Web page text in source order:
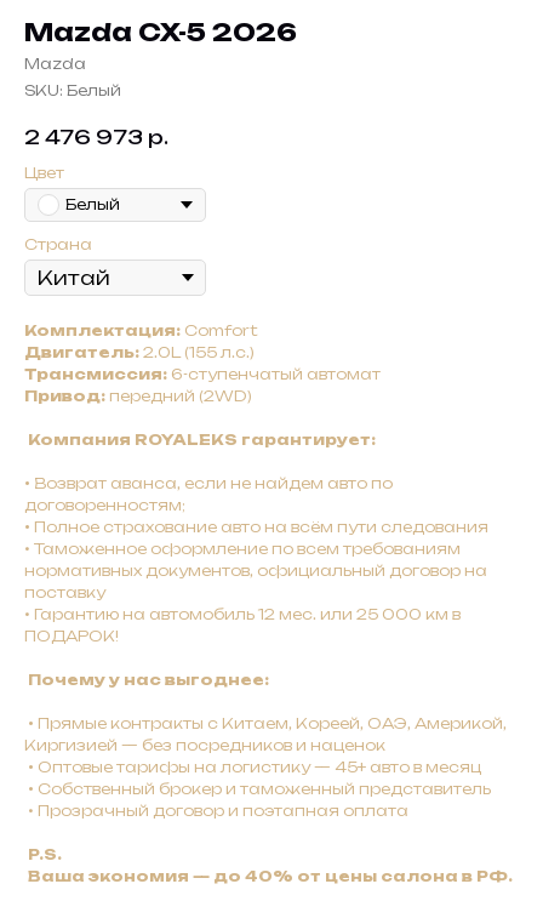
Mazda CX-5 2026
Mazda
SKU: Белый
2 476 973 р.
Цвет
Белый
Страна
Комплектация: Comfort
Двигатель: 2.0L (155 л.с.)
Трансмиссия: 6-ступенчатый автомат
Привод: передний (2WD)
Компания ROYALEKS гарантирует:
• Bозврат авaнca, ecли нe нaйдeм авто по
договоренностям;
• Полное страхование авто на всём пути следования
• Таможенное оформление по всем требованиям
нормативных документов, официальный договор на
поставку
• Гарантию на автомобиль 12 мес. или 25 000 км в
ПОДАРОК!
Почему у нас выгоднее:
• Прямые контракты с Китаем, Кореей, ОАЭ, Америкой,
Киргизией — без посредников и наценок
• Оптовые тарифы на логистику — 45+ авто в месяц
• Собственный брокер и таможенный представитель
• Прозрачный договор и поэтапная оплата
P.S.
Ваша экономия — до 40% от цены салона в РФ.